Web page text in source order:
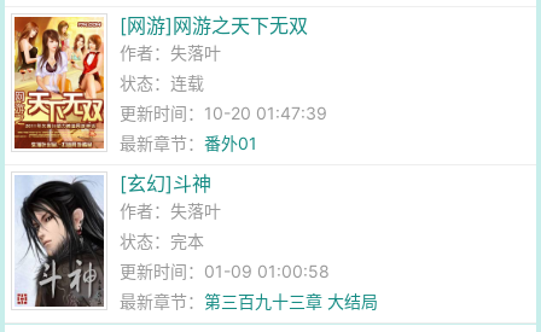
[网游]网游之天下无双
作者：失落叶
状态：连载
更新时间：10-20 01:47:39
最新章节：番外01
[玄幻]斗神
作者：失落叶
状态：完本
更新时间：01-09 01:00:58
最新章节：第三百九十三章 大结局